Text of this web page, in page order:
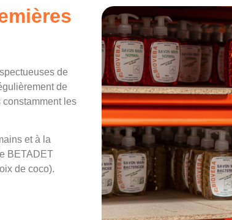
de
de
constamment les
et à la
BETADET
de coco).